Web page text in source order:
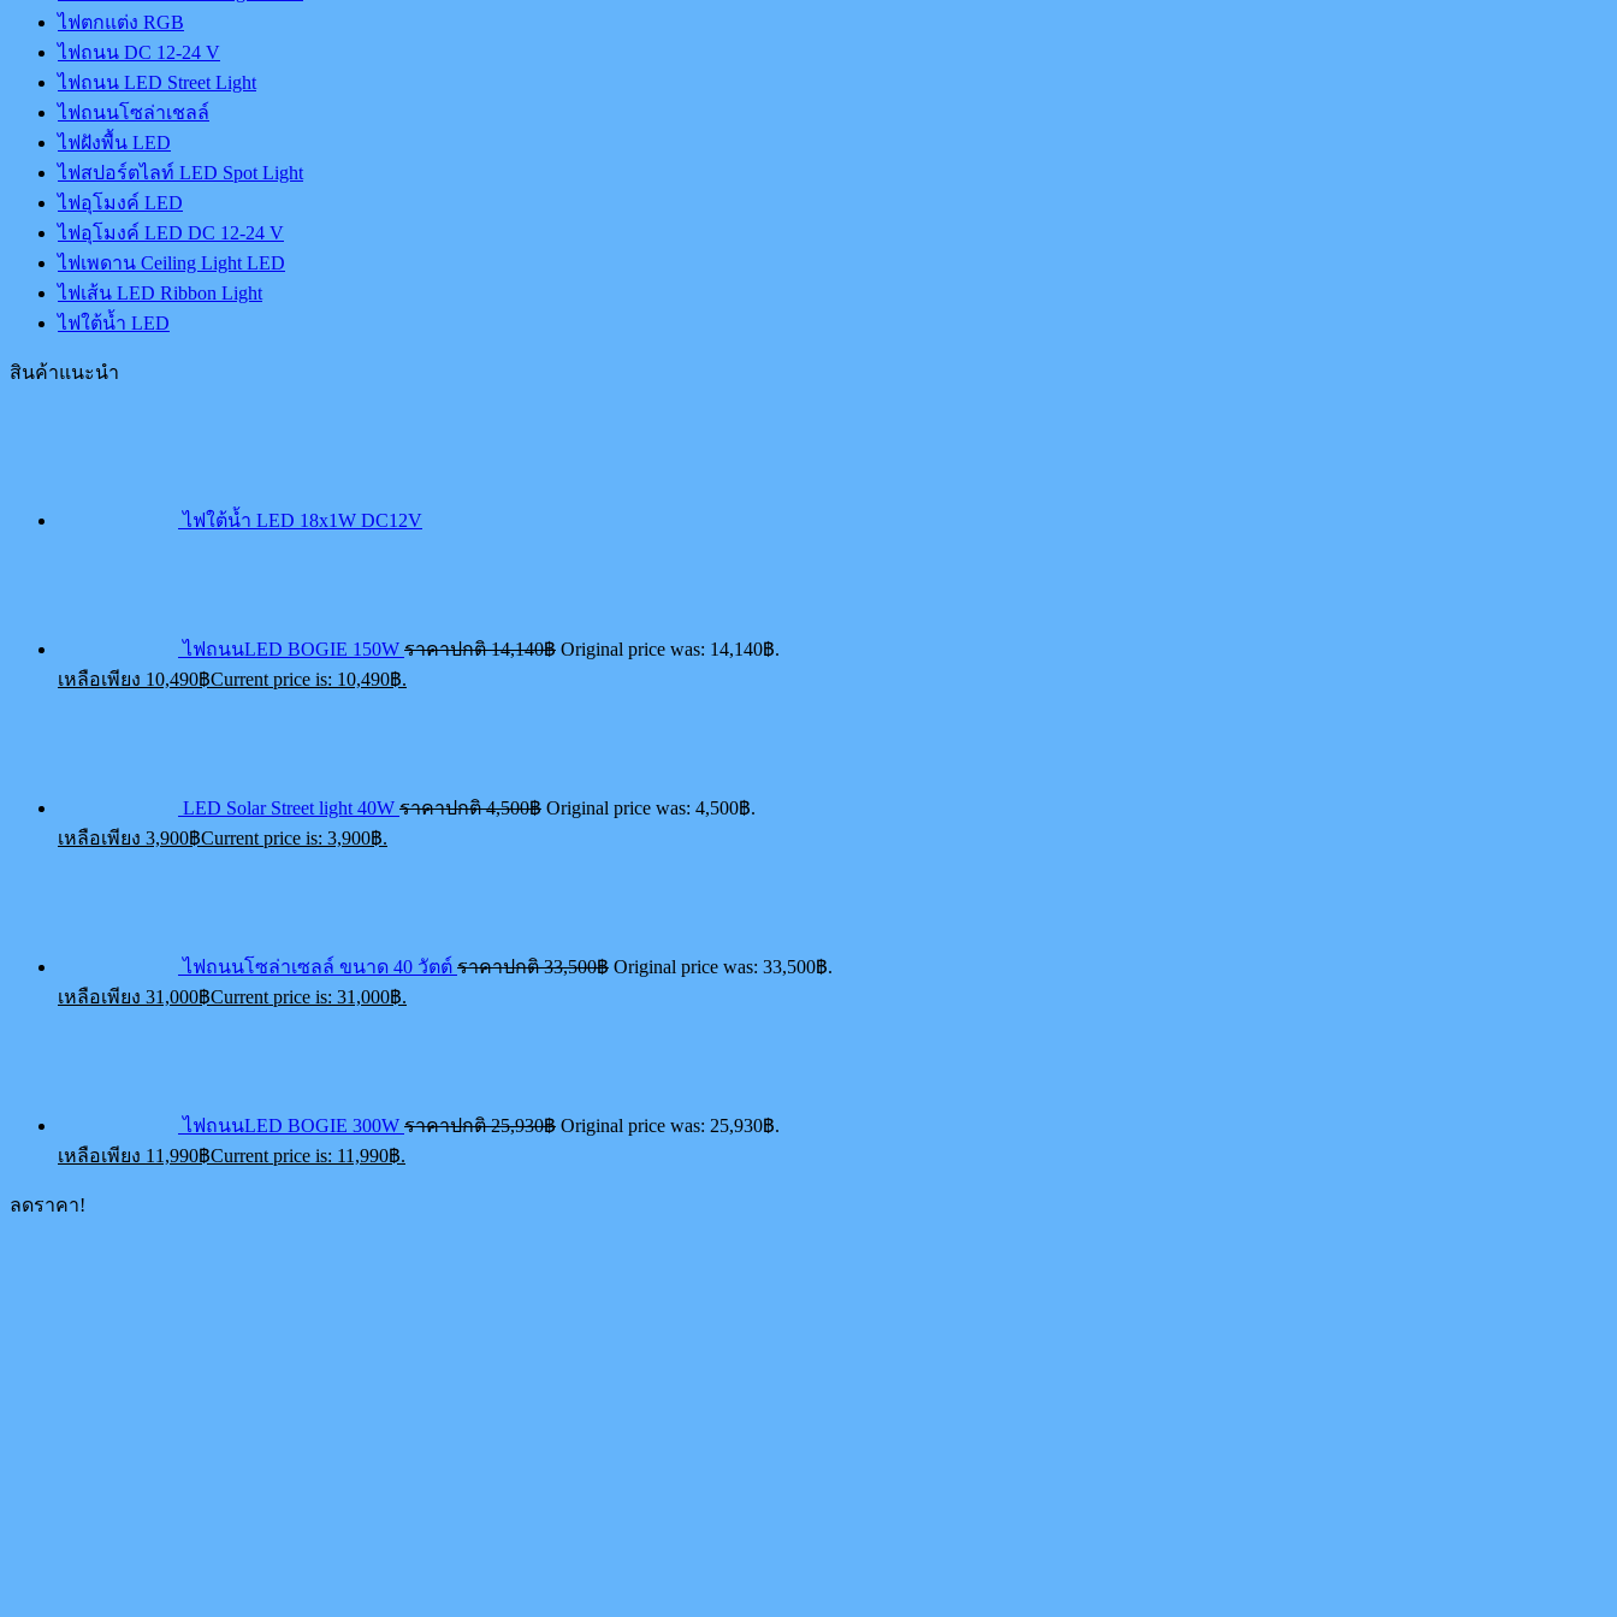
ไฟตกแต่ง RGB
ไฟถนน DC 12-24 V
ไฟถนน LED Street Light
ไฟถนนโซล่าเชลล์
ไฟฝังพื้น LED
ไฟสปอร์ตไลท์ LED Spot Light
ไฟอุโมงค์ LED
ไฟอุโมงค์ LED DC 12-24 V
ไฟเพดาน Ceiling Light LED
ไฟเส้น LED Ribbon Light
ไฟใต้น้ำ LED
สินค้าแนะนำ
ไฟใต้น้ำ LED 18x1W DC12V
ไฟถนนLED BOGIE 150W ราคาปกติ14,140฿ Original price was: 14,140฿.
เหลือเพียง 10,490฿Current price is: 10,490฿.
LED Solar Street light 40W ราคาปกติ4,500฿ Original price was: 4,500฿.
เหลือเพียง 3,900฿Current price is: 3,900฿.
ไฟถนนโซล่าเซลล์ ขนาด 40 วัตต์ ราคาปกติ33,500฿ Original price was: 33,500฿.
เหลือเพียง 31,000฿Current price is: 31,000฿.
ไฟถนนLED BOGIE 300W ราคาปกติ25,930฿ Original price was: 25,930฿.
เหลือเพียง 11,990฿Current price is: 11,990฿.
ลดราคา!